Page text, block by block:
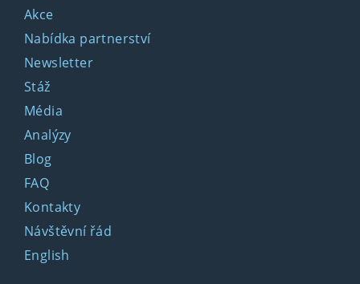
Akce
Nabídka partnerství
Newsletter
Stáž
Média
Analýzy
Blog
FAQ
Kontakty
Návštěvní řád
English